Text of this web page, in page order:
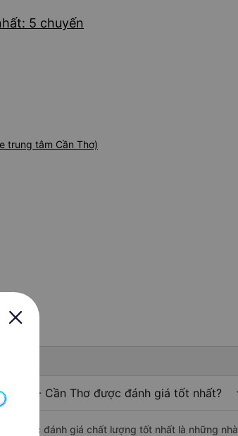
5 chuyến
trung tâm Cần Thơ)
Răng - Cần Thơ được đánh giá tốt nhất?
được đánh giá chất lượng tốt nhất là những nhà